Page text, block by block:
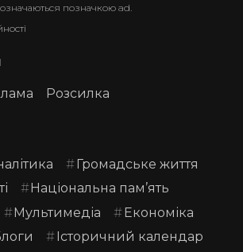
позначкою ad.
Розсилка
Громадське життя
Національна пам’ять
Мультимедіа
Економіка
Історичний календар